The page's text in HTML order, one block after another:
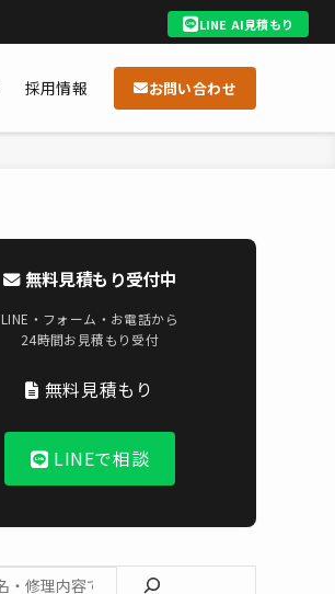
LINE AI見積もり
採用情報 お問い合わせ
無料見積もり受付中
LINE・フォーム・お電話から
24時間お見積もり受付
無料見積もり
LINEで相談